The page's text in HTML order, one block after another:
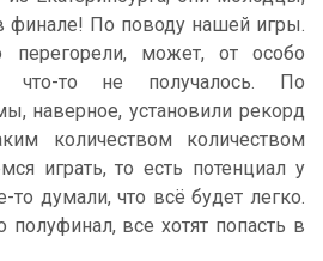
финале! По поводу нашей игры.
может, от особо
что-то не получалось. По
наверное, установили рекорд
количеством количеством
играть, то есть потенциал у
думали, что всё будет легко.
полуфинал, все хотят попасть в